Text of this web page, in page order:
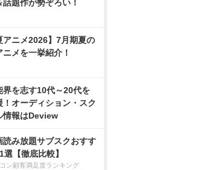
話題作が勢ぞろい！
アニメ2026】7月期夏の
ニメを一挙紹介！
界を志す10代～20代を
！オーディション・スク
情報はDeview
読み放題サブスクおすす
選【徹底比較】
ン顧客満足度ランキング